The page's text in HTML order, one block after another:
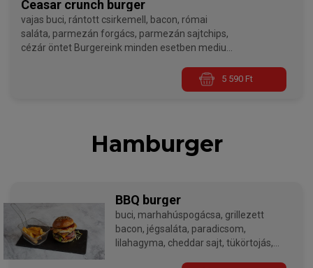
jelezzétek nekünk!
Ceasar crunch burger
vajas buci, rántott csirkemell, bacon, római
saláta, parmezán forgács, parmezán sajtchips,
cézár öntet Burgereink minden esetben medium
szeretnétek kérni, kérlek a megjegyzés rovatban5 590 Ft
Hamburger
BBQ burger
buci, marhahúspogácsa, grillezett
bacon, jégsaláta, paradicsom,
lilahagyma, cheddar sajt, tükörtojás,